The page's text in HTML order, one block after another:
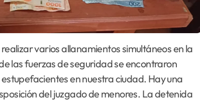
las fuerzas de seguridad se encontraron
en nuestra ciudad. Hay una
del juzgado de menores. La detenida